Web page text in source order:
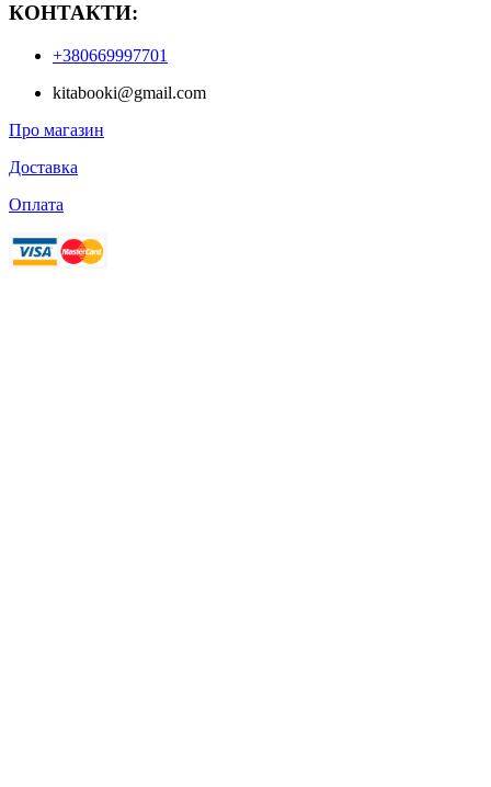
КОНТАКТИ:
+380669997701
kitabooki@gmail.com
Про магазин
Доставка
Оплата